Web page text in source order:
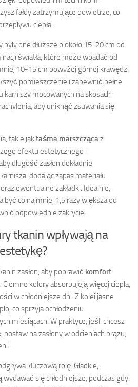
fałdy zatrzymujące powietrze, co
ciepła.
były one dłuższe o około 15-20 cm od
światła, które może wpadać od
10-15 cm powyżej górnej krawędzi
pomieszczenie i zapewnić pełne
karniszy mocowanych na skosach
aby uniknąć zsuwania się
takie jaktaśma marszcząca z
efektu estetycznego i
długość zasłon dokładnie
dodając zapas materiału
ewentualne zakładki. Idealnie,
co najmniej 1,5 razy większa od
odpowiednie zakrycie.
tkanin wpływają na
zasłon, aby poprawić komfort
kolory absorbujeją więcej ciepła,
w chłodniejsze dni. Z kolei jasne
co sprzyja ochłodzeniu
miesiącach. W praktyce, jeśli chcesz
na zasłony w odcieniach brązu,
kluczową rolę. Gładkie,
wydawać się chłodniejsze, podczas gdy